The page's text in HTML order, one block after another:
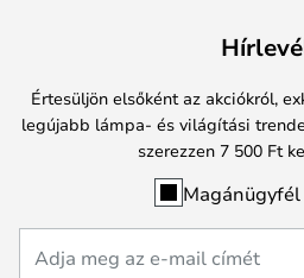
Értesüljön elsőként az akciókról,
legújabb lámpa- és világítási
szerezzen 7 500 Ft
Magánügyfél